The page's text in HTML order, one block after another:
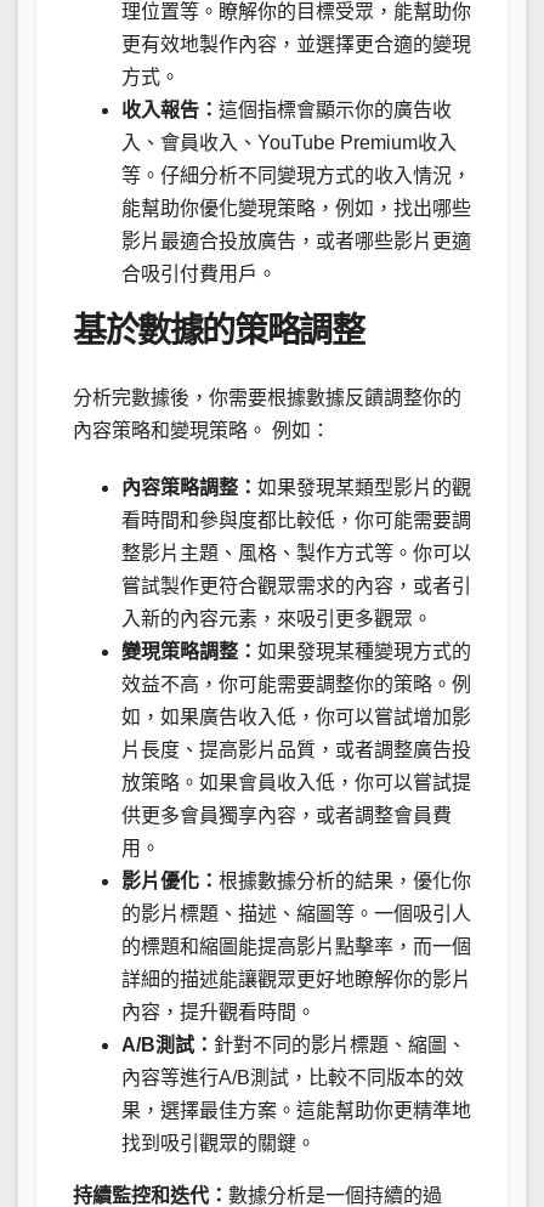
理位置等。瞭解你的目標受眾，能幫助你
更有效地製作內容，並選擇更合適的變現
方式。
收入報告： 這個指標會顯示你的廣告收
入、會員收入、YouTube Premium收入
等。仔細分析不同變現方式的收入情況，
能幫助你優化變現策略，例如，找出哪些
影片最適合投放廣告，或者哪些影片更適
合吸引付費用戶。
基於數據的策略調整
分析完數據後，你需要根據數據反饋調整你的
內容策略和變現策略。 例如：
內容策略調整： 如果發現某類型影片的觀
看時間和參與度都比較低，你可能需要調
整影片主題、風格、製作方式等。你可以
嘗試製作更符合觀眾需求的內容，或者引
入新的內容元素，來吸引更多觀眾。
變現策略調整： 如果發現某種變現方式的
效益不高，你可能需要調整你的策略。例
如，如果廣告收入低，你可以嘗試增加影
片長度、提高影片品質，或者調整廣告投
放策略。如果會員收入低，你可以嘗試提
供更多會員獨享內容，或者調整會員費
用。
影片優化： 根據數據分析的結果，優化你
的影片標題、描述、縮圖等。一個吸引人
的標題和縮圖能提高影片點擊率，而一個
詳細的描述能讓觀眾更好地瞭解你的影片
內容，提升觀看時間。
A/B測試： 針對不同的影片標題、縮圖、
內容等進行A/B測試，比較不同版本的效
果，選擇最佳方案。這能幫助你更精準地
找到吸引觀眾的關鍵。
持續監控和迭代： 數據分析是一個持續的過